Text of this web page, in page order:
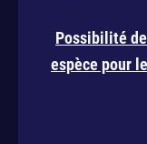
Possibilité
espèce pour